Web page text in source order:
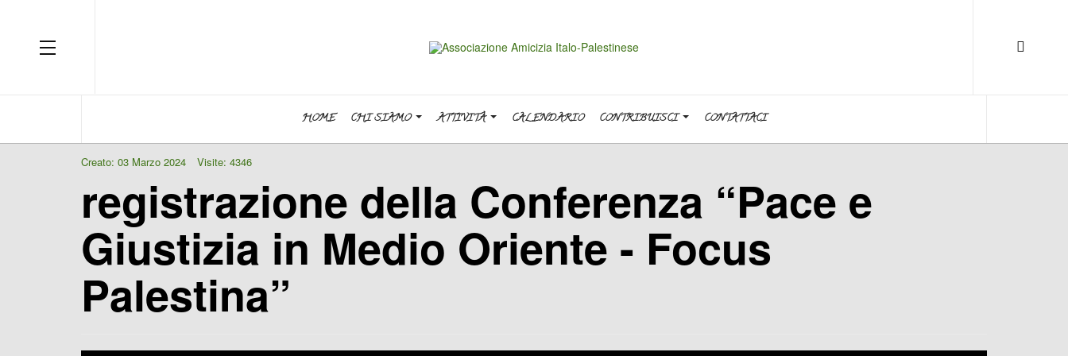
OFF CANVAS
HOME CHI SIAMO ATTIVITÀ CALENDARIO CONTRIBUISCI CONTATTACI
Creato: 03 Marzo 2024 Visite: 4346
registrazione della Conferenza “Pace e
Giustizia in Medio Oriente - Focus
Palestina”